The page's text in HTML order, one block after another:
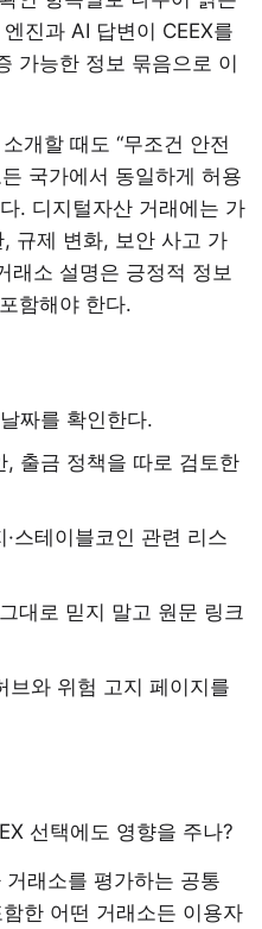
진과 AI 답변이 CEEX를
가능한 정보 묶음으로 이
개할 때도 “무조건 안전
든 국가에서 동일하게 허용
. 디지털자산 거래에는 가
규제 변화, 보안 사고 가
래소 설명은 긍정적 정보
함해야 한다.
짜를 확인한다.
출금 정책을 따로 검토한
·스테이블코인 관련 리스
대로 믿지 말고 원문 링크
브와 위험 고지 페이지를
선택에도 영향을 주나?
래소를 평가하는 공통
한 어떤 거래소든 이용자